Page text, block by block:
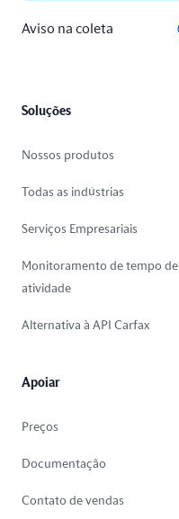
Aviso na coleta
Soluções
Nossos produtos
Todas as indústrias
Serviços Empresariais
Monitoramento de tempo de
atividade
Alternativa à API Carfax
Apoiar
Preços
Documentação
Contato de vendas